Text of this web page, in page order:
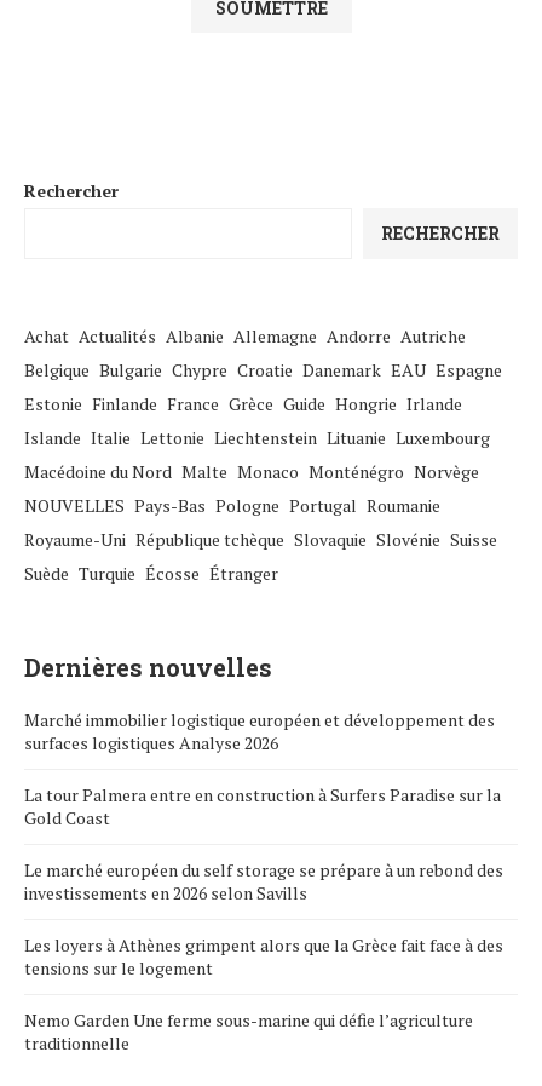
Rechercher
RECHERCHER
Achat Actualités Albanie Allemagne Andorre Autriche
Belgique Bulgarie Chypre Croatie Danemark EAU Espagne
Estonie Finlande France Grèce Guide Hongrie Irlande
Islande Italie Lettonie Liechtenstein Lituanie Luxembourg
Macédoine du Nord Malte Monaco Monténégro Norvège
NOUVELLES Pays-Bas Pologne Portugal Roumanie
Royaume-Uni République tchèque Slovaquie Slovénie Suisse
Suède Turquie Écosse Étranger
Dernières nouvelles
Marché immobilier logistique européen et développement des
surfaces logistiques Analyse 2026
La tour Palmera entre en construction à Surfers Paradise sur la
Gold Coast
Le marché européen du self storage se prépare à un rebond des
investissements en 2026 selon Savills
Les loyers à Athènes grimpent alors que la Grèce fait face à des
tensions sur le logement
Nemo Garden Une ferme sous-marine qui défie l’agriculture
traditionnelle